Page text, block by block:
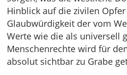
Hinblick auf die zivilen
Glaubwürdigkeit der vom
Werte wie die als universell
Menschenrechte wird für
absolut sichtbar zu Grabe